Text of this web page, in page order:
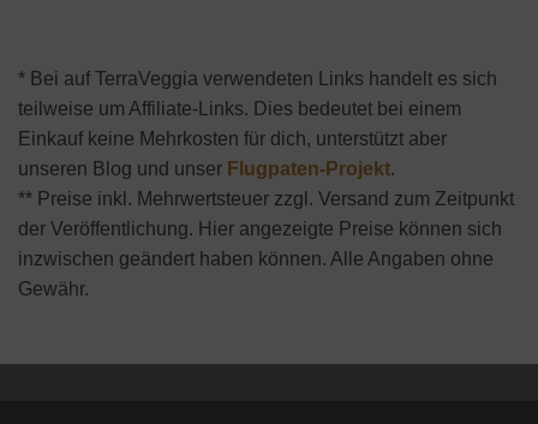
* Bei auf TerraVeggia verwendeten Links handelt es sich
teilweise um Affiliate-Links. Dies bedeutet bei einem
Einkauf keine Mehrkosten für dich, unterstützt aber
unseren Blog und unser Flugpaten-Projekt.
** Preise inkl. Mehrwertsteuer zzgl. Versand zum Zeitpunkt
der Veröffentlichung. Hier angezeigte Preise können sich
inzwischen geändert haben können. Alle Angaben ohne
Gewähr.